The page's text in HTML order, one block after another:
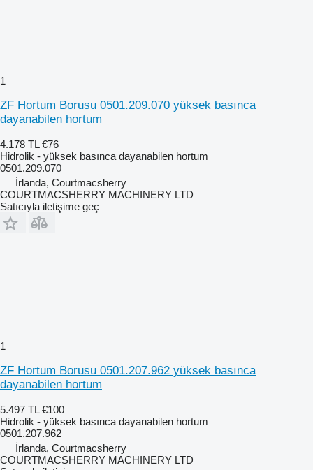
1
ZF Hortum Borusu 0501.209.070 yüksek basınca
dayanabilen hortum
4.178 TL €76
Hidrolik - yüksek basınca dayanabilen hortum
0501.209.070
İrlanda, Courtmacsherry
COURTMACSHERRY MACHINERY LTD
Satıcıyla iletişime geç
1
ZF Hortum Borusu 0501.207.962 yüksek basınca
dayanabilen hortum
5.497 TL €100
Hidrolik - yüksek basınca dayanabilen hortum
0501.207.962
İrlanda, Courtmacsherry
COURTMACSHERRY MACHINERY LTD